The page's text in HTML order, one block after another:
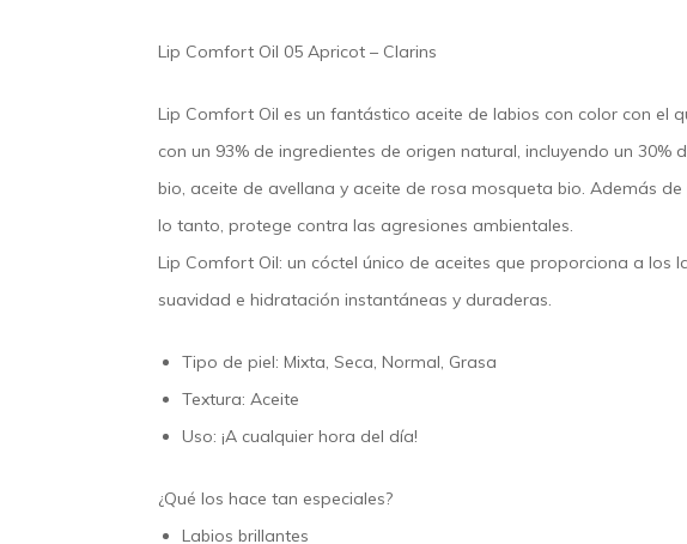
Lip Comfort Oil 05 Apricot – Clarins
Lip Comfort Oil es un fantástico aceite de labios con color con el
con un 93% de ingredientes de origen natural, incluyendo un
bio, aceite de avellana y aceite de rosa mosqueta bio. Además
lo tanto, protege contra las agresiones ambientales.
Lip Comfort Oil: un cóctel único de aceites que proporciona a los
suavidad e hidratación instantáneas y duraderas.
Tipo de piel: Mixta, Seca, Normal, Grasa
Textura: Aceite
Uso: ¡A cualquier hora del día!
¿Qué los hace tan especiales?
Labios brillantes